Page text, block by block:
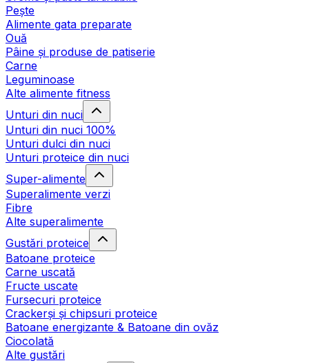
Pește
Alimente gata preparate
Ouă
Pâine și produse de patiserie
Carne
Leguminoase
Alte alimente fitness
Unturi din nuci
Unturi din nuci 100%
Unturi dulci din nuci
Unturi proteice din nuci
Super-alimente
Superalimente verzi
Fibre
Alte superalimente
Gustări proteice
Batoane proteice
Carne uscată
Fructe uscate
Fursecuri proteice
Crackerși și chipsuri proteice
Batoane energizante & Batoane din ovăz
Ciocolată
Alte gustări